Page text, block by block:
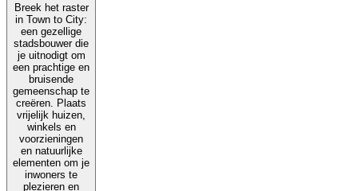
Breek het raster
in Town to City:
een gezellige
stadsbouwer die
je uitnodigt om
een prachtige en
bruisende
gemeenschap te
creëren. Plaats
vrijelijk huizen,
winkels en
voorzieningen
en natuurlijke
elementen om je
inwoners te
plezieren en